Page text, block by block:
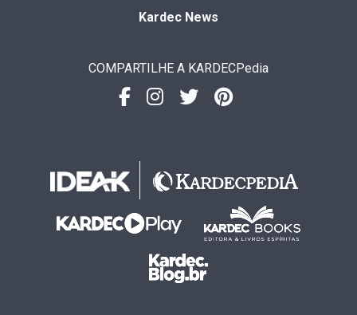
Kardec News
COMPARTILHE A KARDECPedia